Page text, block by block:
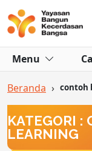
Menu
Beranda › contoh
KATEGORI :
LEARNING